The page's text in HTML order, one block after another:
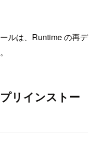
ルは、Runtime の再デ
リインストー